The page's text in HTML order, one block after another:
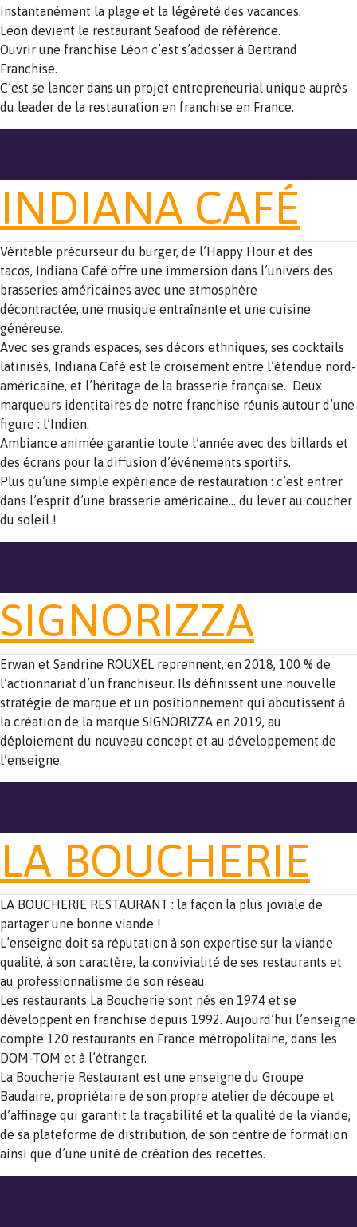
instantanément la plage et la légèreté des vacances.
Léon devient le restaurant Seafood de référence.
Ouvrir une franchise Léon c’est s’adosser à Bertrand
Franchise.
C’est se lancer dans un projet entrepreneurial unique auprès
du leader de la restauration en franchise en France.
INDIANA CAFÉ
Véritable précurseur du burger, de l’Happy Hour et des
tacos, Indiana Café offre une immersion dans l’univers des
brasseries américaines avec une atmosphère
décontractée, une musique entraînante et une cuisine
généreuse.
Avec ses grands espaces, ses décors ethniques, ses cocktails
latinisés, Indiana Café est le croisement entre l’étendue nord-
américaine, et l’héritage de la brasserie française. Deux
marqueurs identitaires de notre franchise réunis autour d’une
figure : l’Indien.
Ambiance animée garantie toute l’année avec des billards et
des écrans pour la diffusion d’événements sportifs.
Plus qu’une simple expérience de restauration : c’est entrer
dans l’esprit d’une brasserie américaine… du lever au coucher
du soleil !
SIGNORIZZA
Erwan et Sandrine ROUXEL reprennent, en 2018, 100 % de
l’actionnariat d’un franchiseur. Ils définissent une nouvelle
stratégie de marque et un positionnement qui aboutissent à
la création de la marque SIGNORIZZA en 2019, au
déploiement du nouveau concept et au développement de
l’enseigne.
LA BOUCHERIE
LA BOUCHERIE RESTAURANT : la façon la plus joviale de
partager une bonne viande !
L’enseigne doit sa réputation à son expertise sur la viande
qualité, à son caractère, la convivialité de ses restaurants et
au professionnalisme de son réseau.
Les restaurants La Boucherie sont nés en 1974 et se
développent en franchise depuis 1992. Aujourd’hui l’enseigne
compte 120 restaurants en France métropolitaine, dans les
DOM-TOM et à l’étranger.
La Boucherie Restaurant est une enseigne du Groupe
Baudaire, propriétaire de son propre atelier de découpe et
d’affinage qui garantit la traçabilité et la qualité de la viande,
de sa plateforme de distribution, de son centre de formation
ainsi que d’une unité de création des recettes.